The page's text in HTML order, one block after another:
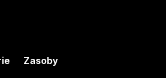
Zasoby